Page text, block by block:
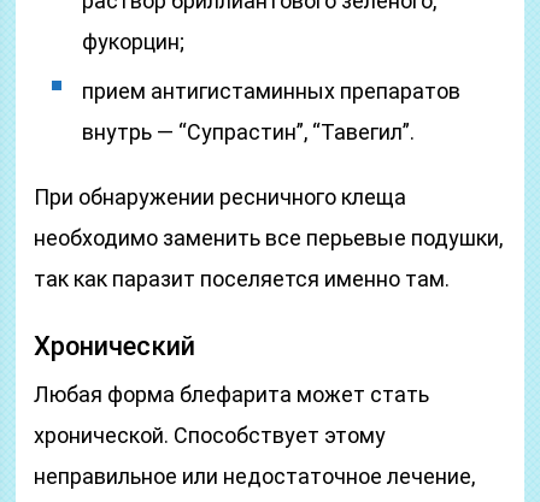
фукорцин;
прием антигистаминных препаратов
внутрь — “Супрастин”, “Тавегил”.
При обнаружении ресничного клеща
необходимо заменить все перьевые подушки,
так как паразит поселяется именно там.
Хронический
Любая форма блефарита может стать
хронической. Способствует этому
неправильное или недостаточное лечение,